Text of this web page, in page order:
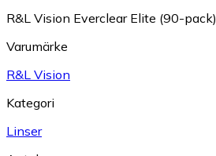
R&L Vision Everclear Elite (90-pack)
Varumärke
R&L Vision
Kategori
Linser